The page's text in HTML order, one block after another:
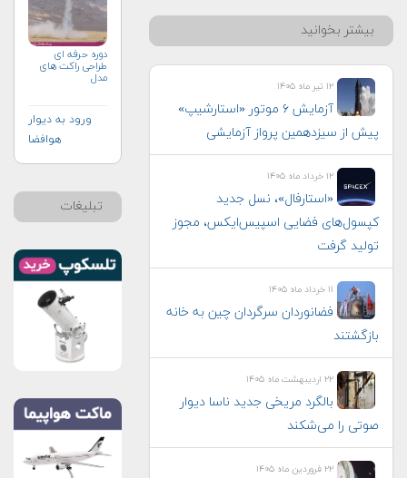
بیشتر بخوانید
۱۲ تیر ماه ۱۴۰۵
آزمایش ۶ موتور «استارشیپ»
پیش از سیزدهمین پرواز آزمایشی
۱۲ خرداد ماه ۱۴۰۵
«استارفال»، نسل جدید
کپسول‌های فضایی اسپیس‌ایکس، مجوز
تولید گرفت
۱۱ خرداد ماه ۱۴۰۵
فضانوردان سرگردان چین به خانه
بازگشتند
۲۲ اردیبهشت ماه ۱۴۰۵
بالگرد مریخی جدید ناسا دیوار
صوتی را می‌شکند
۲۲ فروردین ماه ۱۴۰۵
دوره حرفه ای
طراحی راکت های
مدل
ورود به دیوار
هوافضا
تبلیغات